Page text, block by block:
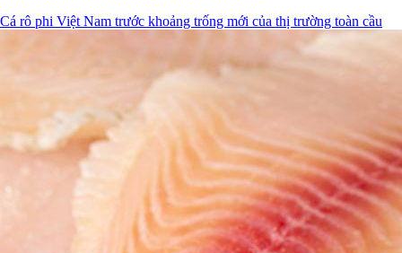
Cá rô phi Việt Nam trước khoảng trống mới của thị trường toàn cầu